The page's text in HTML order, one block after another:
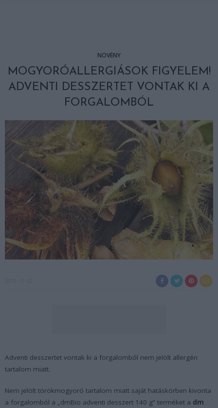
NÖVÉNY
MOGYORÓALLERGIÁSOK FIGYELEM!
ADVENTI DESSZERTET VONTAK KI A
FORGALOMBÓL
Adventi desszertet vontak ki a forgalomból nem jelölt allergén
tartalom miatt.
Nem jelölt törökmogyoró tartalom miatt saját hatáskörben kivonta
a forgalomból a „dmBio adventi desszert 140 g” terméket a dm